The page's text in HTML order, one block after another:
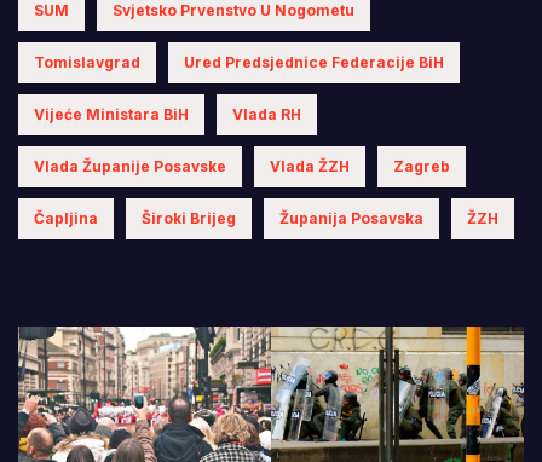
SUM Svjetsko Prvenstvo U Nogometu
Tomislavgrad Ured Predsjednice Federacije BiH
Vijeće Ministara BiH Vlada RH
Vlada Županije Posavske Vlada ŽZH Zagreb
Čapljina Široki Brijeg Županija Posavska ŽZH